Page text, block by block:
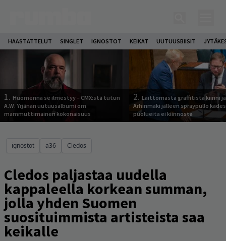
HAASTATTELUT SINGLET IGNOSTOT KEIKAT UUTUUSBIISIT
1. Huomenna se ilmestyy – CMX:stä tutun
A.W. Yrjänän uutuusalbumi om
mammuttimainen kokonaisuus
2. Laittomasta graffitista kiinni
Arhinmäki jälleen spraypullo
puolueita ei kiinnosta
ignostot a36 Cledos
Cledos paljastaa uudella
kappaleella korkean summan,
jolla yhden Suomen
suosituimmista artisteista saa
keikalle